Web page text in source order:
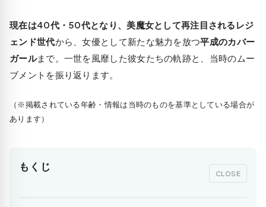
現在は40代・50代となり、美魔女として再注目されるレジ
ェンド世代から、女優として新たな魅力を放つ平成のカバー
ガールまで。一世を風靡した彼女たちの軌跡と、当時のムー
ブメントを振り返ります。
（※掲載されている年齢・情報は当時のものを基準としている場合が
あります）
もくじ
CLOSE